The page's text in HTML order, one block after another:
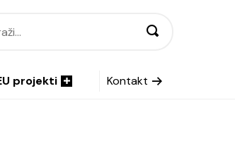
projekti Kontakt